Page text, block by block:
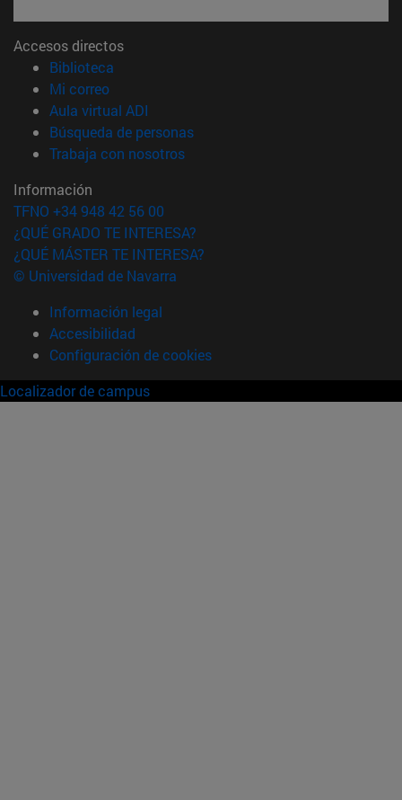
Accesos directos
Biblioteca
Mi correo(abre en nueva ventana)
Aula virtual ADI
Búsqueda de personas(abre en nueva ventana)
Trabaja con nosotros(abre en nueva ventana)
Información
TFNO +34 948 42 56 00
¿QUÉ GRADO TE INTERESA?
¿QUÉ MÁSTER TE INTERESA?
© Universidad de Navarra
Información legal
Accesibilidad
Configuración de cookies
Localizador de campus